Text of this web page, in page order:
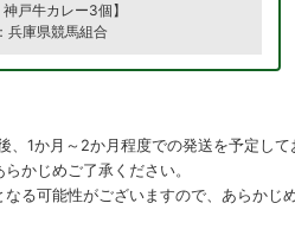
神戸牛カレー3個】
兵庫県競馬組合
、1か月～2か月程度での発送を予定して
かじめご了承ください。​
る可能性がございますので、あらかじ